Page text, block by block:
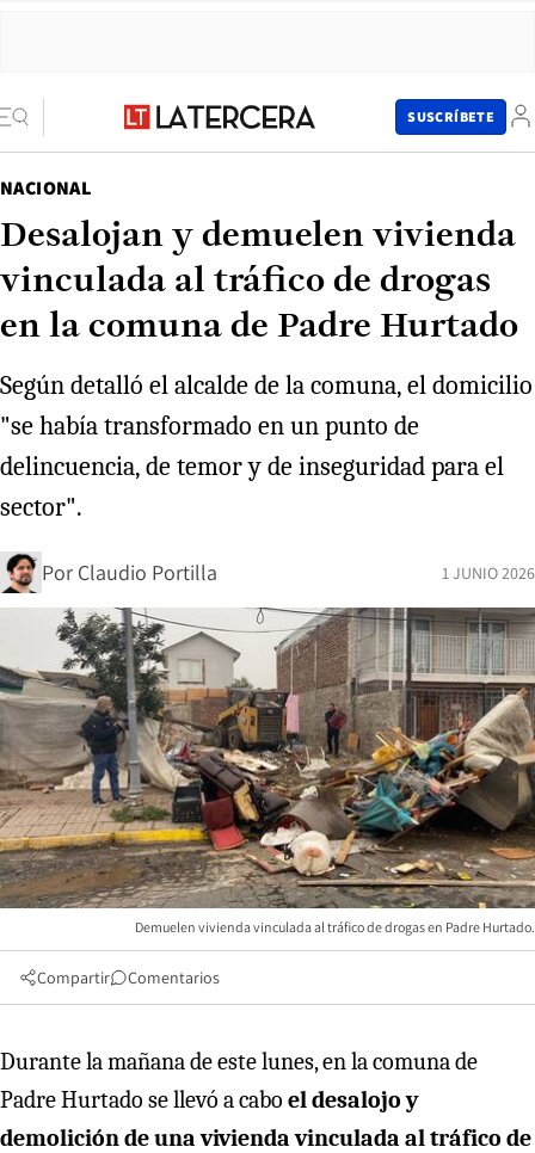
SUSCRÍBETE
NACIONAL
Desalojan y demuelen vivienda
vinculada al tráfico de drogas
en la comuna de Padre Hurtado
Según detalló el alcalde de la comuna, el domicilio
"se había transformado en un punto de
delincuencia, de temor y de inseguridad para el
sector".
Por Claudio Portilla 1 JUNIO 2026
Demuelen vivienda vinculada al tráfico de drogas en Padre Hurtado.
Compartir Comentarios
Durante la mañana de este lunes, en la comuna de
Padre Hurtado se llevó a cabo el desalojo y
demolición de una vivienda vinculada al tráfico de